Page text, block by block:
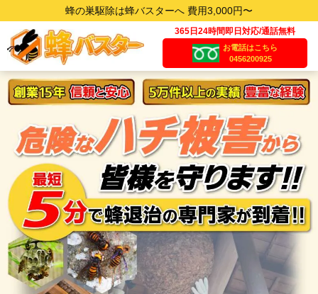
蜂の巣駆除は蜂バスターへ 費用3,000円〜
365日24時間即日対応/通話無料
お電話はこちら
0456200925